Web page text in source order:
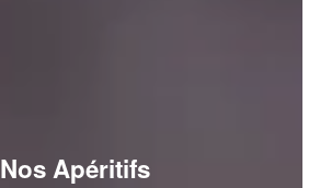
Nos Apéritifs